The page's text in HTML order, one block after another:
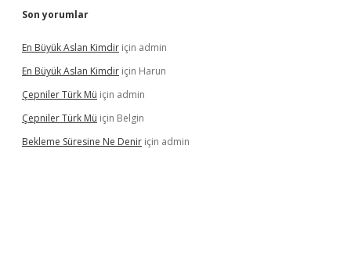
Son yorumlar
En Büyük Aslan Kimdir için admin
En Büyük Aslan Kimdir için Harun
Çepniler Türk Mü için admin
Çepniler Türk Mü için Belgin
Bekleme Süresine Ne Denir için admin